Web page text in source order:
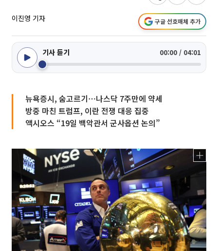
이진영 기자 구글 선호매체 추가
기사 듣기 00:00 / 04:01
뉴욕증시, 숨고르기⋯나스닥 7주만에 약세
방중 마친 트럼프, 이란 전쟁 대응 집중
액시오스 “19일 백악관서 군사옵션 논의”